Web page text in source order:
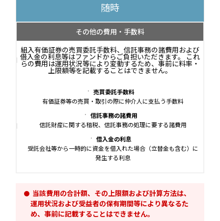
随時
その他の費用・手数料
組入有価証券の売買委託手数料、信託事務の諸費用および
借入金の利息等はファンドからご負担いただきます。 これ
らの費用は運用状況等により変動するため、事前に料率・
上限額等を記載することはできません。
売買委託手数料
有価証券等の売買・取引の際に仲介人に支払う手数料
信託事務の諸費用
信託財産に関する租税、信託事務の処理に要する諸費用
借入金の利息
受託会社等から一時的に資金を借入れた場合（立替金も含む）に
発生する利息
当該費用の合計額、その上限額および計算方法は、
運用状況および受益者の保有期間等により異なるた
め、事前に記載することはできません。